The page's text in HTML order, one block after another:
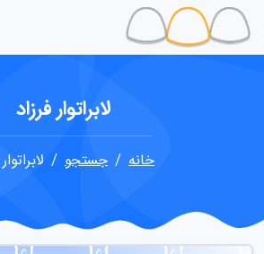
لابراتوار فرزاد
خانه جستجو